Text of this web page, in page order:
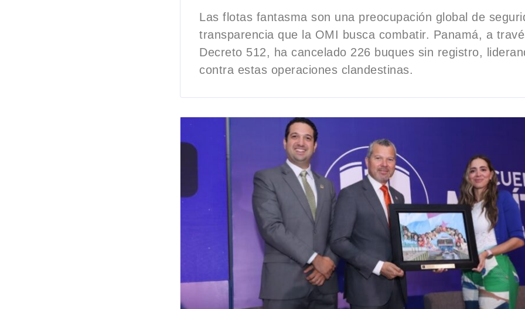
Las flotas fantasma son una preocupación global de
transparencia que la OMI busca combatir. Panamá, a
Decreto 512, ha cancelado 226 buques sin registro,
contra estas operaciones clandestinas.